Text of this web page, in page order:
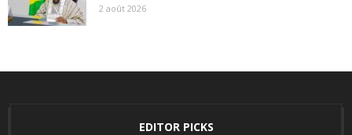
2 août 2026
EDITOR PICKS